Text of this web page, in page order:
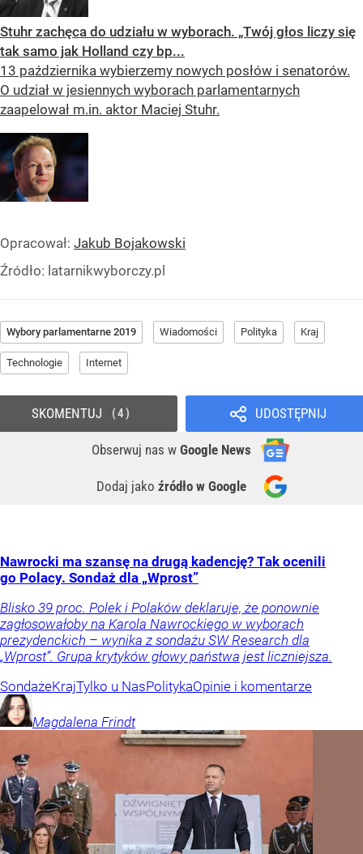
Stuhr zachęca do udziału w wyborach. „Twój głos liczy się
tak samo jak Holland czy bp...
13 października wybierzemy nowych posłów i senatorów.
O udział w jesiennych wyborach parlamentarnych
zaapelował m.in. aktor Maciej Stuhr.
Opracował: Jakub Bojakowski
Źródło: latarnikwyborczy.pl
Wybory parlamentarne 2019 Wiadomości Polityka Kraj
Technologie Internet
UDOSTĘPNIJ
Obserwuj nas w Google News
Dodaj jako źródło w Google
SKOMENTUJ 4
Nawrocki ma szansę na drugą kadencję? Tak ocenili
go Polacy. Sondaż dla „Wprost”
Blisko 39 proc. Polek i Polaków deklaruje, że ponownie
zagłosowałoby na Karola Nawrockiego w wyborach
prezydenckich – wynika z sondażu SW Research dla
„Wprost”. Grupa krytyków głowy państwa jest liczniejsza.
SondażeKrajTylko u NasPolitykaOpinie i komentarze
Magdalena Frindt